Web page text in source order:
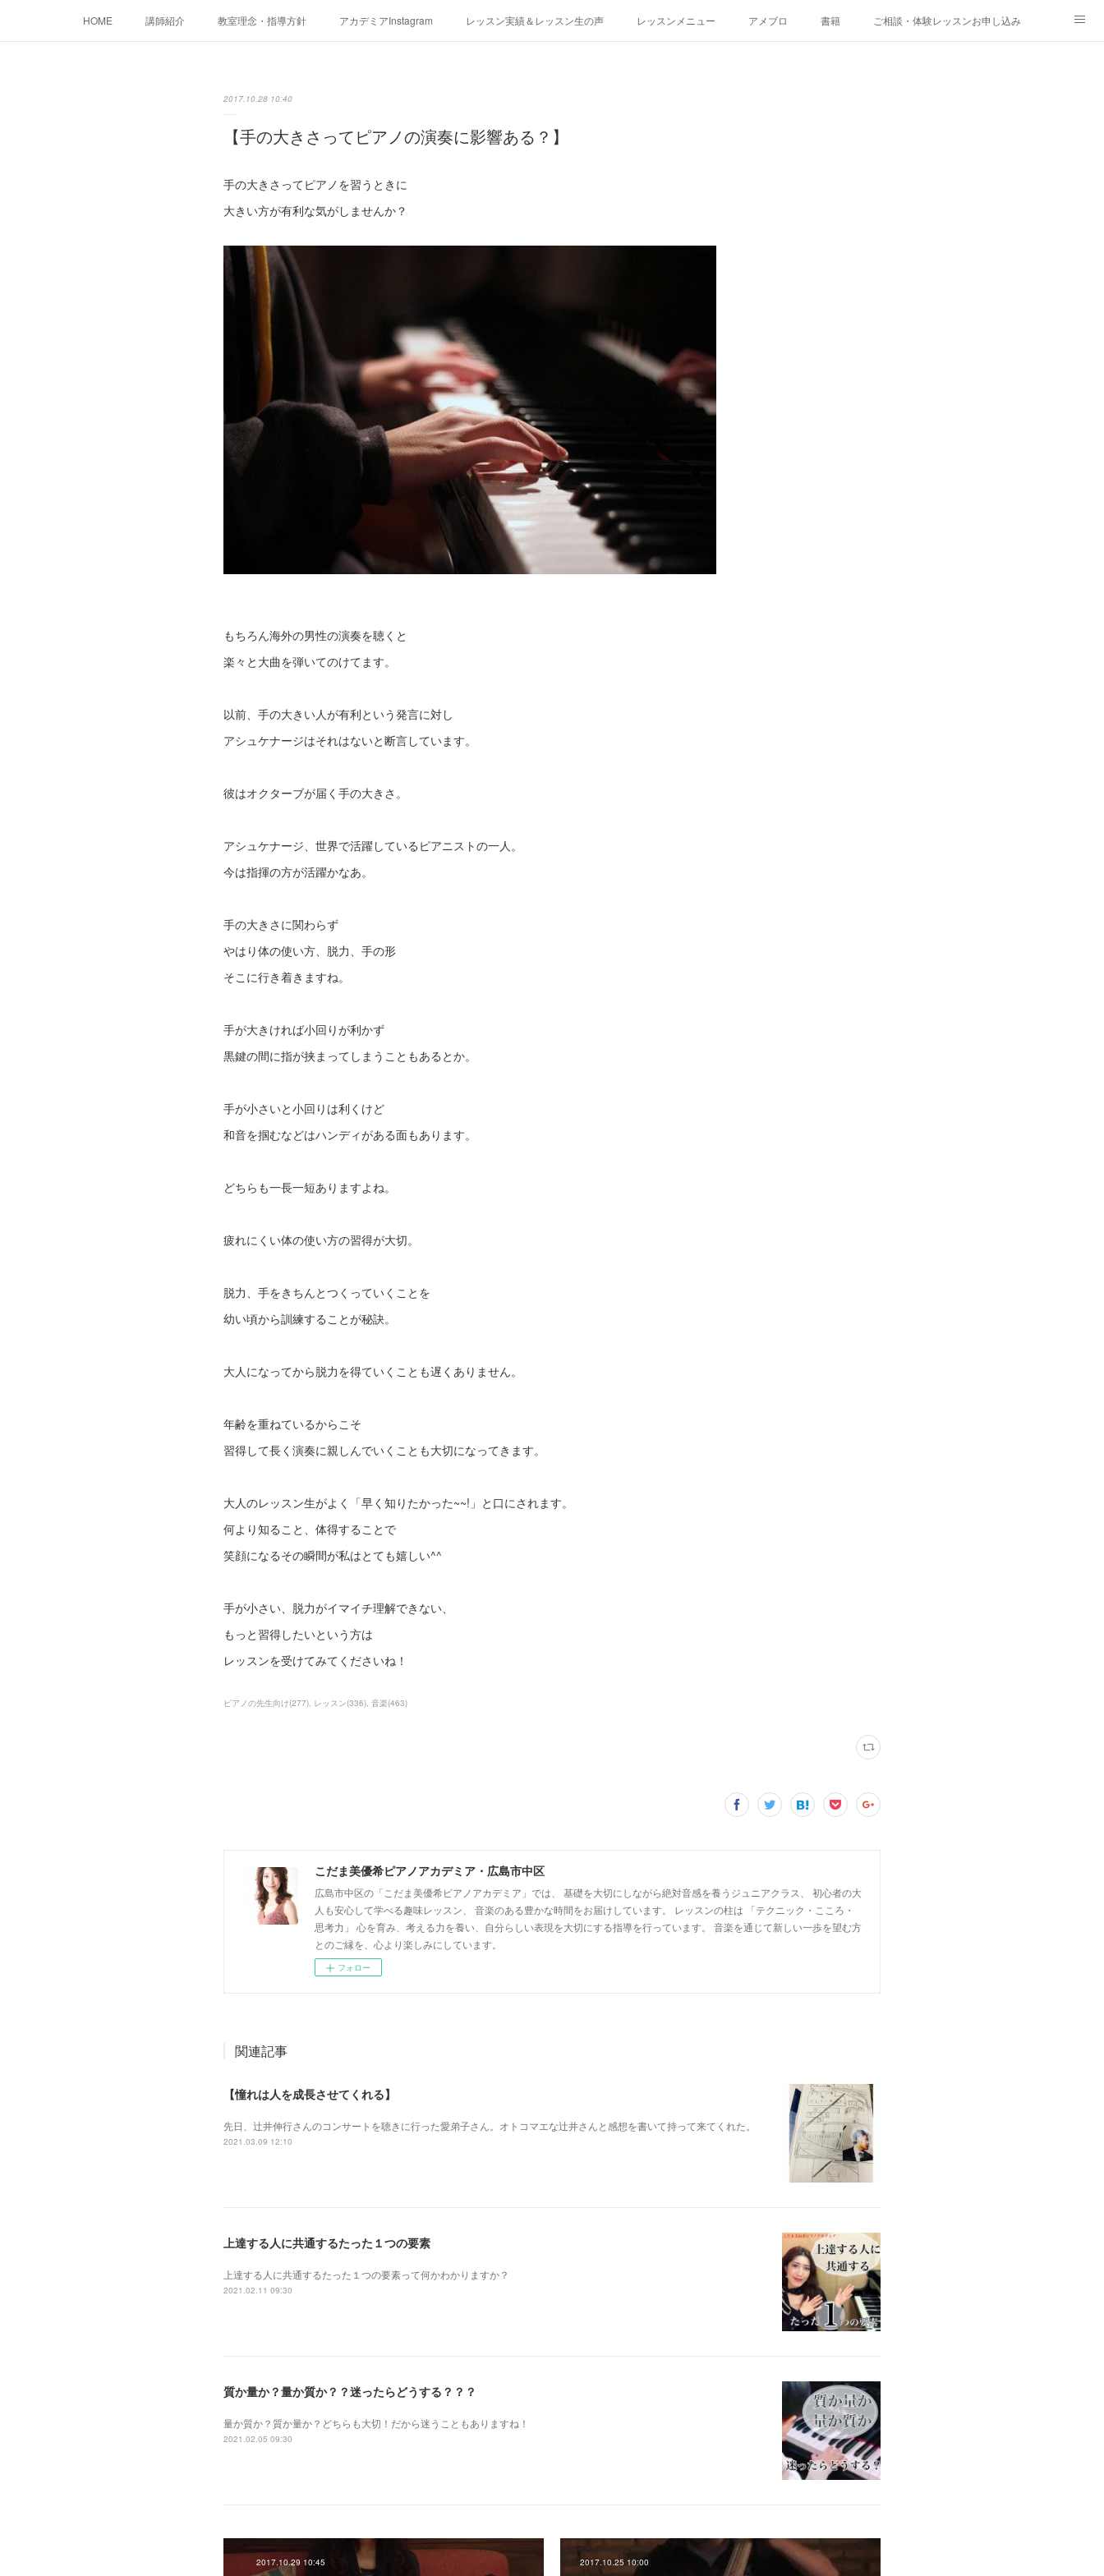
HOME 講師紹介 教室理念・指導方針 アカデミアInstagram レッスン実績＆レッスン生の声 レッスンメニュー アメブロ 書籍 ご相談・体験レッスンお申し込み
2017.10.28 10:40
【手の大きさってピアノの演奏に影響ある？】
手の大きさってピアノを習うときに
大きい方が有利な気がしませんか？
もちろん海外の男性の演奏を聴くと
楽々と大曲を弾いてのけてます。
以前、手の大きい人が有利という発言に対し
アシュケナージはそれはないと断言しています。
彼はオクターブが届く手の大きさ。
アシュケナージ、世界で活躍しているピアニストの一人。
今は指揮の方が活躍かなあ。
手の大きさに関わらず
やはり体の使い方、脱力、手の形
そこに行き着きますね。
手が大きければ小回りが利かず
黒鍵の間に指が挟まってしまうこともあるとか。
手が小さいと小回りは利くけど
和音を掴むなどはハンディがある面もあります。
どちらも一長一短ありますよね。
疲れにくい体の使い方の習得が大切。
脱力、手をきちんとつくっていくことを
幼い頃から訓練することが秘訣。
大人になってから脱力を得ていくことも遅くありません。
年齢を重ねているからこそ
習得して長く演奏に親しんでいくことも大切になってきます。
大人のレッスン生がよく「早く知りたかった~~!」と口にされます。
何より知ること、体得することで
笑顔になるその瞬間が私はとても嬉しい^^
手が小さい、脱力がイマイチ理解できない、
もっと習得したいという方は
レッスンを受けてみてくださいね！
ピアノの先生向け(277) レッスン(336) 音楽(463)
こだま美優希ピアノアカデミア・広島市中区
広島市中区の「こだま美優希ピアノアカデミア」では、 基礎を大切にしながら絶対音感を養うジュニアクラス、 初心者の大
人も安心して学べる趣味レッスン、 音楽のある豊かな時間をお届けしています。 レッスンの柱は 「テクニック・こころ・
思考力」 心を育み、考える力を養い、自分らしい表現を大切にする指導を行っています。 音楽を通じて新しい一歩を望む方
とのご縁を、心より楽しみにしています。
フォロー
関連記事
【憧れは人を成長させてくれる】
先日、辻井伸行さんのコンサートを 聴きに行った愛弟子さん。 オトコマエな辻井さんと 感想を書いて持って来てくれた。
2021.03.09 12:10
上達する人に共通するたった１つの要素
上達する人に共通するたった１つの要素って何かわかりますか？
2021.02.11 09:30
質か量か？量か質か？？迷ったらどうする？？？
量か質か？ 質か量か？ どちらも大切！だから迷うこともありますね！
2021.02.05 09:30
2017.10.29 10:45 2017.10.25 10:00